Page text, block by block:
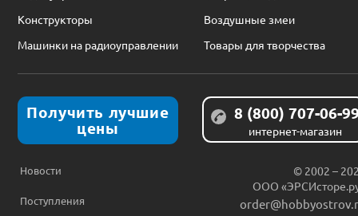
Конструкторы
Воздушные змеи
Машинки на радиоуправлении
Товары для творчества
Получить лучшие
цены
8 (800) 707-06-
интернет-магазин
Новости
Поступления
© 2002 –
ООО